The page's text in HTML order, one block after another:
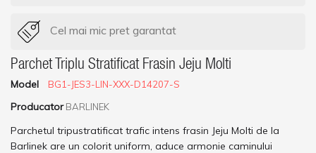
Cel mai mic pret garantat
Parchet Triplu Stratificat Frasin Jeju Molti
Model BG1-JES3-LIN-XXX-D14207-S
Producator BARLINEK
Parchetul tripustratificat trafic intens frasin Jeju Molti de la
Barlinek are un colorit uniform, aduce armonie caminului